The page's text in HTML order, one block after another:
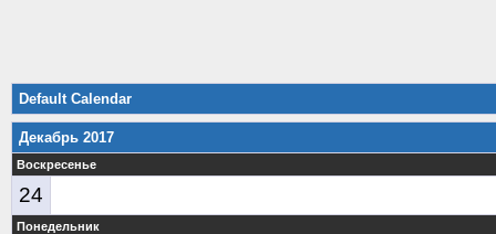
Default Calendar
Декабрь 2017
Воскресенье
24
Понедельник